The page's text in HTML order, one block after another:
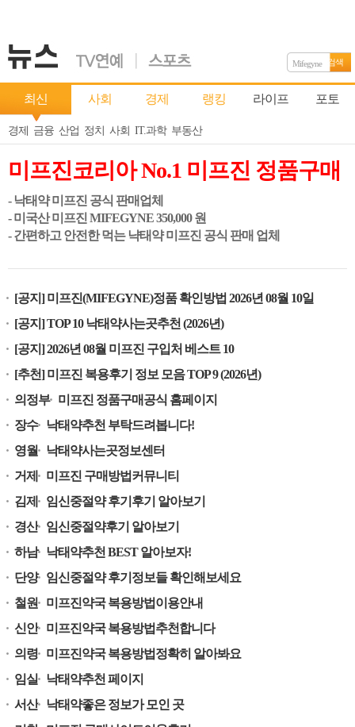
Mifegyne 검색
최신 사회 경제 랭킹 라이프 포토
경제 금융 산업 정치 사회 IT.과학 부동산
미프진코리아 No.1 미프진 정품구매
- 낙태약 미프진 공식 판매업체
- 미국산 미프진 MIFEGYNE 350,000 원
- 간편하고 안전한 먹는 냑태약 미프진 공식 판매 업체
[공지] 미프진(MIFEGYNE)정품 확인방법 2026년 08월 10일
[공지] TOP 10 낙태약사는곳추천 (2026년)
[공지] 2026년 08월 미프진 구입처 베스트 10
[추천] 미프진 복용후기 정보 모음 TOP 9 (2026년)
의정부
미프진 정품구매공식 홈페이지
장수
낙태약추천 부탁드려봅니다!
영월
낙태약사는곳정보센터
거제
미프진 구매방법커뮤니티
김제
임신중절약 후기후기 알아보기
경산
임신중절약후기 알아보기
하남
낙태약추천 BEST 알아보자!
단양
임신중절약 후기정보들 확인해보세요
철원
미프진약국 복용방법이용안내
신안
미프진약국 복용방법추천합니다
의령
미프진약국 복용방법정확히 알아봐요
임실
낙태약추천 페이지
서산
낙태약좋은 정보가 모인 곳